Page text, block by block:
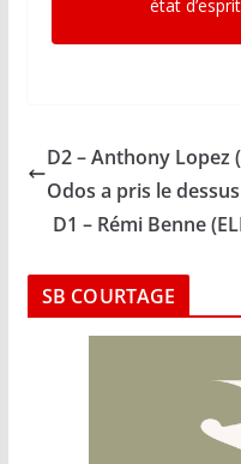
état
D2 – Anthony Lopez
Odos a pris le
D1 – Rémi Benne
SB COURTAGE